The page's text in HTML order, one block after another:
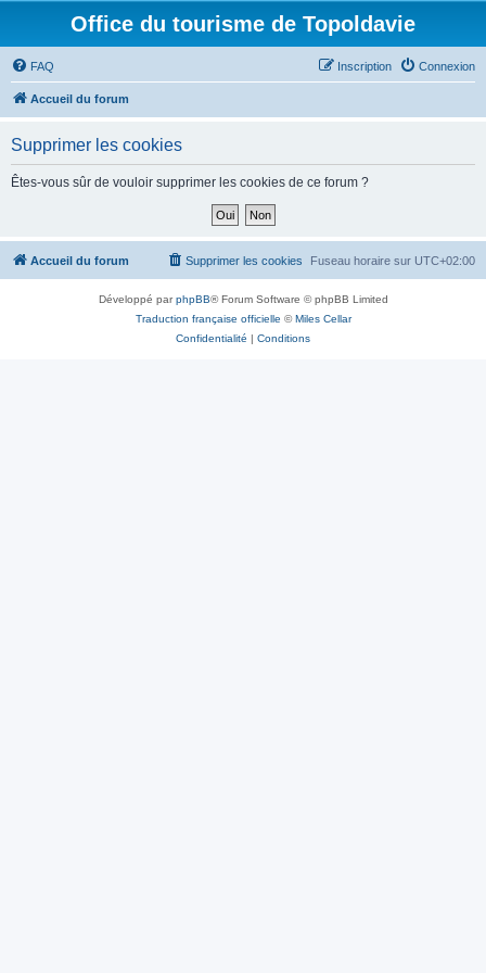
Office du tourisme de Topoldavie
FAQ Connexion
Inscription
Accueil du forum
Supprimer les cookies
Êtes-vous sûr de vouloir supprimer les cookies de ce forum ?
Accueil du forum Fuseau horaire sur UTC+02:00
Supprimer les cookies
Développé parphpBB® Forum Software © phpBB Limited
Traduction française officielle ©Miles Cellar
Confidentialité | Conditions